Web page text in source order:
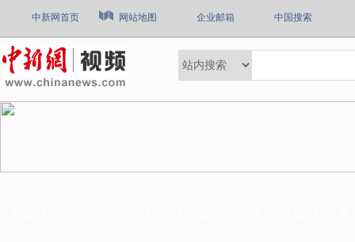
中新网首页 网站地图 企业邮箱 中国搜索